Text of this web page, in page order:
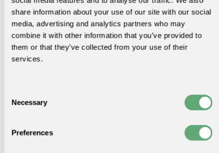
share information about your use of our site with our social
media, advertising and analytics partners who may
combine it with other information that you’ve provided to
them or that they’ve collected from your use of their
services.
Selection
Necessary
Preferences
Comment fonctionne la table du
cadran solaire?